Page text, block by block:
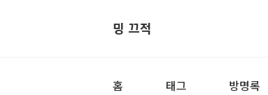
밍 끄적
홈 태그 방명록